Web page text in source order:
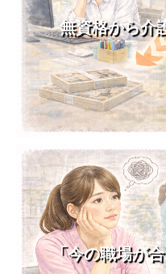
無資格から介
「今の職場が